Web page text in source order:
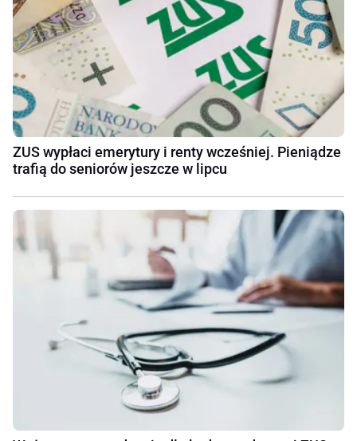
ZUS wypłaci emerytury i renty wcześniej. Pieniądze
trafią do seniorów jeszcze w lipcu